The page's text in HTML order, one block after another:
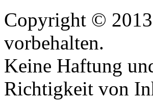
Copyright © 2013
vorbehalten.
Keine Haftung
Richtigkeit von